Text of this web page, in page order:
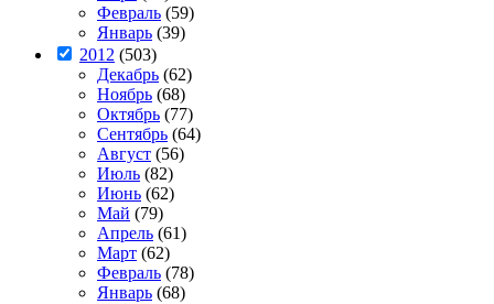
Февраль (59)
Январь (39)
2012 (503)
Декабрь (62)
Ноябрь (68)
Октябрь (77)
Сентябрь (64)
Август (56)
Июль (82)
Июнь (62)
Май (79)
Апрель (61)
Март (62)
Февраль (78)
Январь (68)